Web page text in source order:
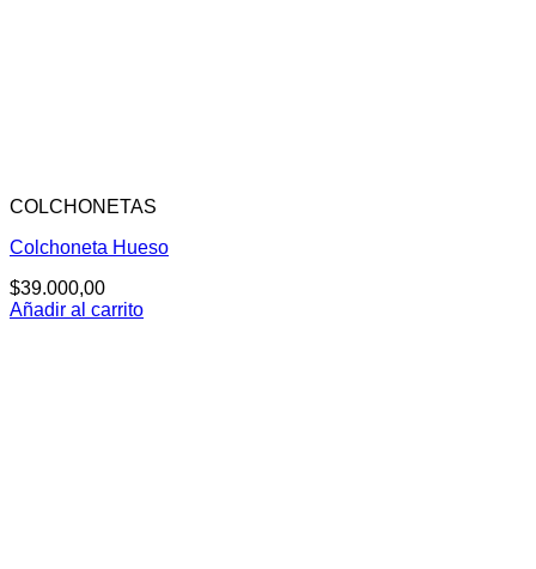
COLCHONETAS
Colchoneta Hueso
$39.000,00
Añadir al carrito